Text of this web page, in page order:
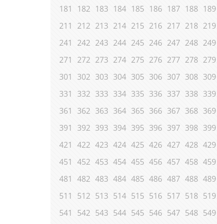
181
182 183 184 185 186 187 188 189
211
212 213 214 215 216 217 218 219
241
242 243 244 245 246 247 248 249
271
272 273 274 275 276 277 278 279
301 302 303 304 305 306 307 308 309
331
332 333 334 335 336 337 338 339
361 362 363 364 365 366 367 368 369
391
392 393 394 395 396 397 398 399
421 422 423 424 425 426 427 428 429
451 452 453 454 455 456 457 458 459
481 482 483 484 485 486 487 488 489
511
512 513 514 515 516 517 518 519
541
542 543 544 545 546 547 548 549